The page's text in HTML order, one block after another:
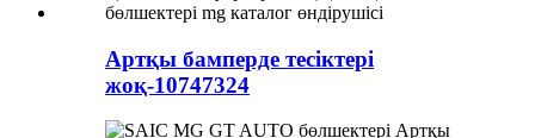
Артқы бамперде тесіктері
жоқ-10747324